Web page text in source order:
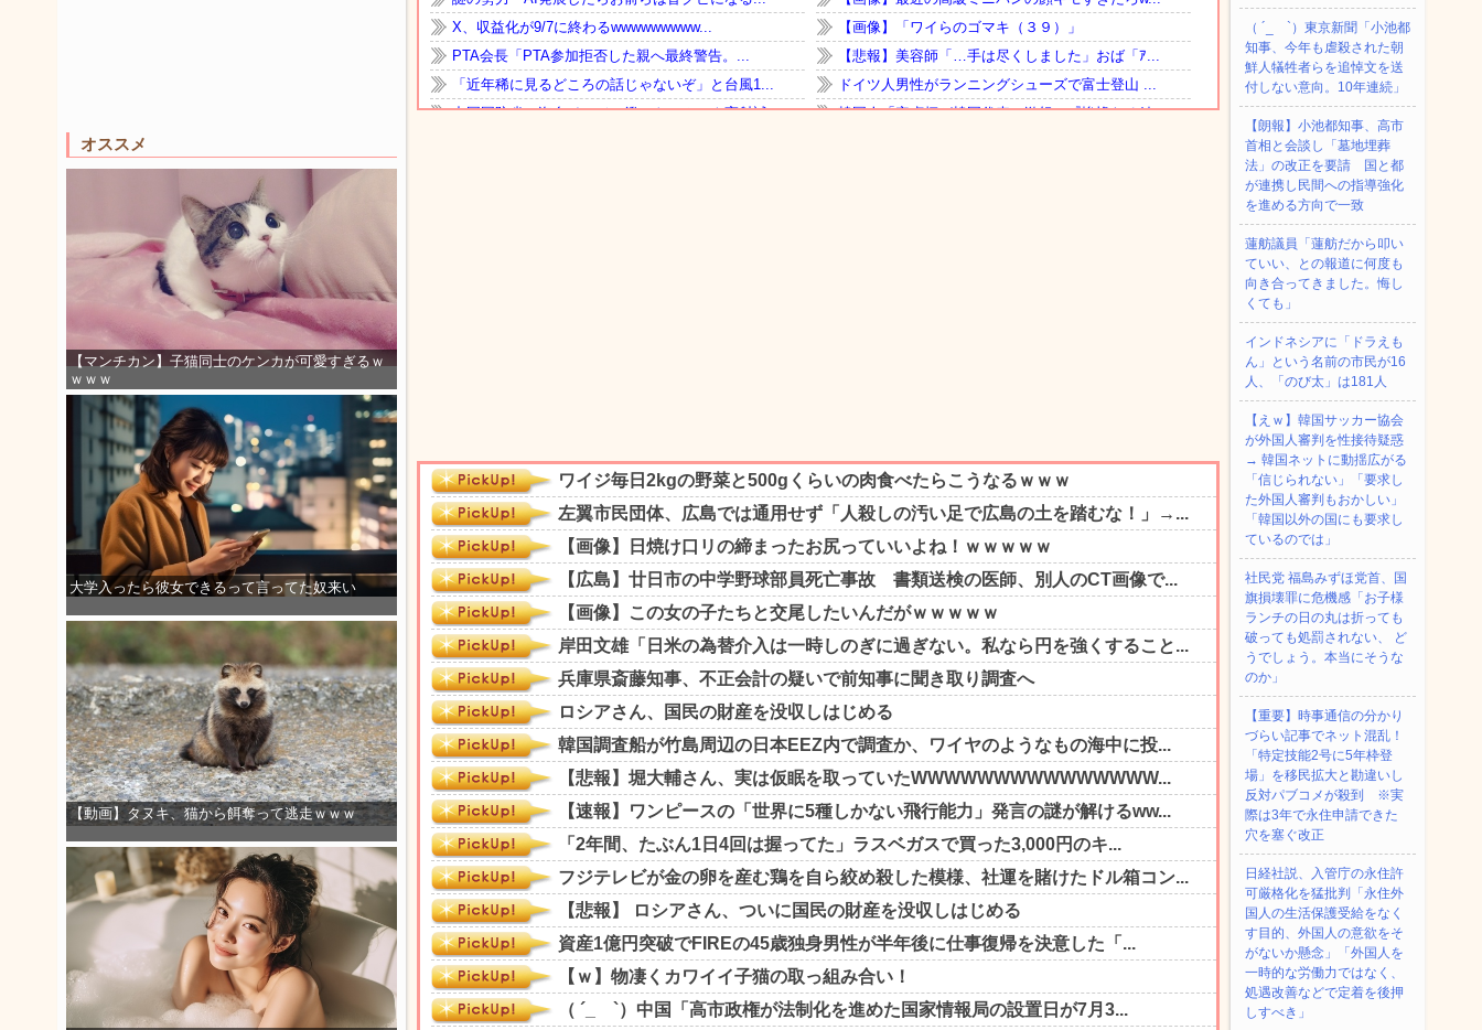
オススメ
【マンチカン】子猫同士のケンカが可愛すぎるｗ
ｗｗｗ
大学入ったら彼女できるって言ってた奴来い
【動画】タヌキ、猫から餌奪って逃走ｗｗｗ
（ ´_ゝ`）東京新聞「小池都
知事、今年も虐殺された朝
鮮人犠牲者らを追悼文を送
付しない意向。10年連続」
【朗報】小池都知事、高市
首相と会談し「墓地埋葬
法」の改正を要請 国と都
が連携し民間への指導強化
を進める方向で一致
蓮舫議員「蓮舫だから叩い
ていい、との報道に何度も
向き合ってきました。悔し
くても」
インドネシアに「ドラえも
ん」という名前の市民が16
人、「のび太」は181人
【えｗ】韓国サッカー協会
が外国人審判を性接待疑惑
→ 韓国ネットに動揺広がる
「信じられない」「要求し
た外国人審判もおかしい」
「韓国以外の国にも要求し
ているのでは」
社民党 福島みずほ党首、国
旗損壊罪に危機感「お子様
ランチの日の丸は折っても
破っても処罰されない、 ど
うでしょう。本当にそうな
のか」
【重要】時事通信の分かり
づらい記事でネット混乱！
「特定技能2号に5年枠登
場」を移民拡大と勘違いし
反対パブコメが殺到 ※実
際は3年で永住申請できた
穴を塞ぐ改正
日経社説、入管庁の永住許
可厳格化を猛批判「永住外
国人の生活保護受給をなく
す目的、外国人の意欲をそ
がないか懸念」「外国人を
一時的な労働力ではなく、
処遇改善などで定着を後押
しすべき」